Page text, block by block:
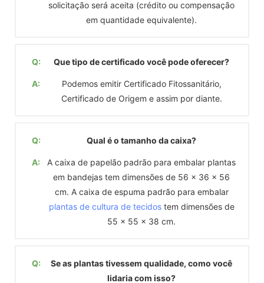
solicitação será aceita (crédito ou compensação
em quantidade equivalente).
Q: Que tipo de certificado você pode oferecer?
A:
Podemos emitir Certificado Fitossanitário,
Certificado de Origem e assim por diante.
Q: Qual é o tamanho da caixa?
A:
A caixa de papelão padrão para embalar plantas
em bandejas tem dimensões de 56 x 36 x 56
cm. A caixa de espuma padrão para embalar
plantas de cultura de tecidostem dimensões de
55 x 55 x 38 cm.
Q:
Se as plantas tivessem qualidade, como você
lidaria com isso?